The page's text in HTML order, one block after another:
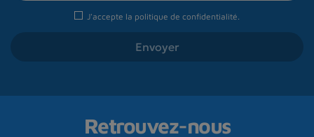
J'accepte la politique de confidentialité
Retrouvez-nous